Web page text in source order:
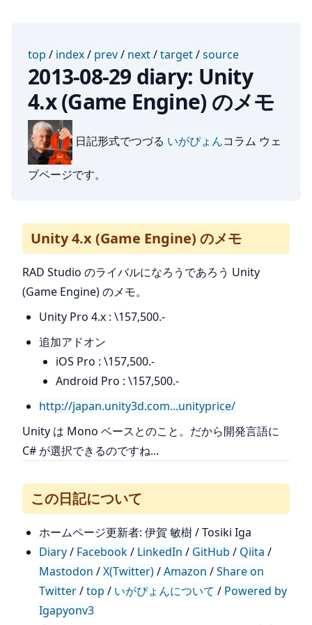
top / index/ prev/ next/target/source
2013-08-29 diary: Unity
4.x (Game Engine) のメモ
日記形式でつづる いがぴょんコラム ウェ
ブページです。
Unity 4.x (Game Engine) のメモ
RAD Studio のライバルになろうであろう Unity
(Game Engine) のメモ。
Unity Pro 4.x : \157,500.-
追加アドオン
iOS Pro : \157,500.-
Android Pro : \157,500.-
http://japan.unity3d.com...unityprice/
Unity は Mono ベースとのこと。だから開発言語に
C# が選択できるのですね...
この日記について
ホームページ更新者: 伊賀 敏樹 / Tosiki Iga
Diary/ Facebook/ LinkedIn / GitHub / Qiita /
Mastodon /X(Twitter)/Amazon /Share on
Twitter/top / いがぴょんについて / Powered by
Igapyonv3